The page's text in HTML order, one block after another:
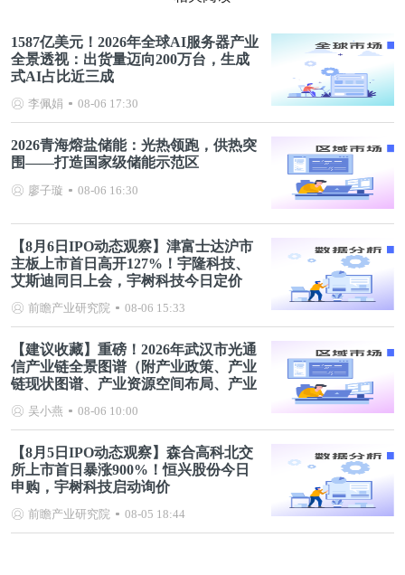
1587亿美元！2026年全球AI服务器产业
全景透视：出货量迈向200万台，生成
式AI占比近三成
李佩娟 08-06 17:30
2026青海熔盐储能：光热领跑，供热突
围——打造国家级储能示范区
廖子璇 08-06 16:30
【8月6日IPO动态观察】津富士达沪市
主板上市首日高开127%！宇隆科技、
艾斯迪同日上会，宇树科技今日定价
前瞻产业研究院 08-06 15:33
【建议收藏】重磅！2026年武汉市光通
信产业链全景图谱（附产业政策、产业
链现状图谱、产业资源空间布局、产业
吴小燕 08-06 10:00
【8月5日IPO动态观察】森合高科北交
所上市首日暴涨900%！恒兴股份今日
申购，宇树科技启动询价
前瞻产业研究院 08-05 18:44